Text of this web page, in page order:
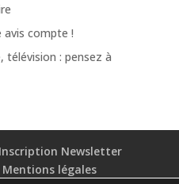
compte !
télévision : pensez à
Inscription Newsletter
Mentions légales